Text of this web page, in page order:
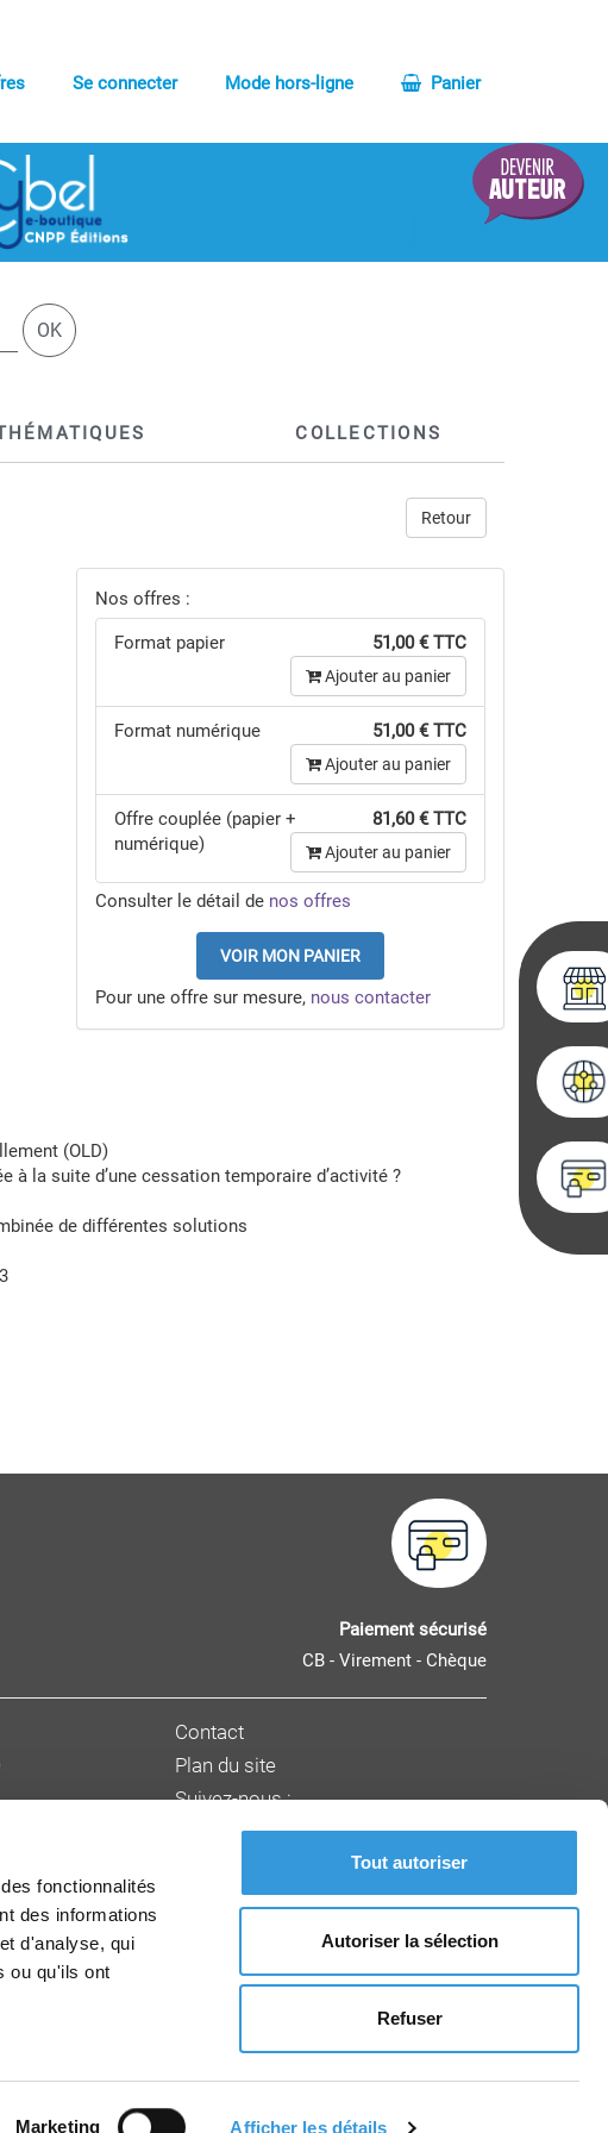
fonctionnalités
des informations
d'analyse, qui
ou qu'ils ont
Marketing Afficher les détails
Tout autoriser
Autoriser la sélection
Refuser
Se connecter Mode hors-ligne Panier
OK
COLLECTIONS
Retour
Nos offres :
Format papier 51,00 € TTC
Ajouter au panier
Format numérique 51,00 € TTC
Ajouter au panier
Offre couplée (papier +
numérique)
81,60 € TTC
Ajouter au panier
Consulter le détail de nos offres
VOIR MON PANIER
Pour une offre sur mesure, nous contacter
(OLD)
à la suite d’une cessation temporaire d’activité ?
de différentes solutions
Paiement sécurisé
CB - Virement - Chèque
Contact
Plan du site
Suivez-nous :